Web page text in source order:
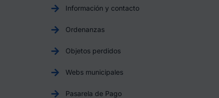
Información y contacto
Ordenanzas
Objetos perdidos
Webs municipales
Pasarela de Pago